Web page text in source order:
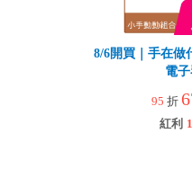
8/6開買｜手在做
電
95 折
紅利 1